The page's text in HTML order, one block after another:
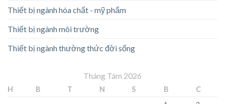
Thiết bị ngành hóa chất - mỹ phẩm
Thiết bị ngành môi trường
Thiết bị ngành thường thức đời sống
Tháng Tám 2026
H B T N S B
C